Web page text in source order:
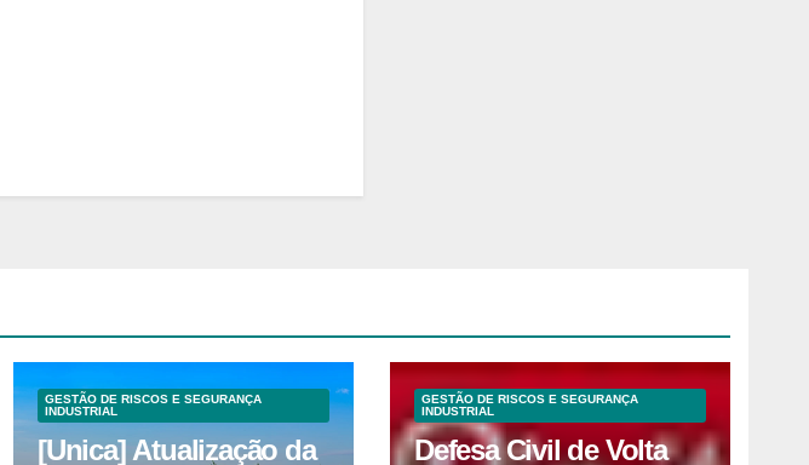
GESTÃO DE RISCOS E SEGURANÇA
INDUSTRIAL
[Unica] Atualização da
GESTÃO DE RISCOS E SEGURANÇA
INDUSTRIAL
Defesa Civil de Volta